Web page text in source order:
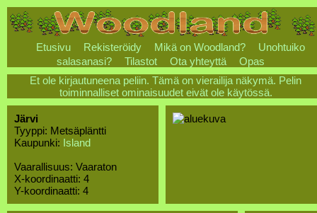
Etusivu Rekisteröidy Mikä on Woodland?
Unohtuiko
salasanasi?
Tilastot Ota yhteyttä
Opas
Et ole kirjautuneena peliin. Tämä on vierailija näkymä. Pelin
toiminnalliset ominaisuudet eivät ole käytössä.
Järvi
Tyyppi: Metsäpläntti
Kaupunki: Island
Vaarallisuus: Vaaraton
X-koordinaatti: 4
Y-koordinaatti: 4